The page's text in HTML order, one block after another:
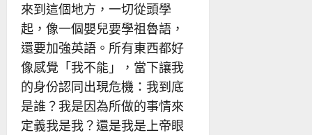
來到這個地方，一切從頭學
起，像一個嬰兒要學祖魯語，
還要加強英語。所有東西都好
像感覺「我不能」，當下讓我
的身份認同出現危機：我到底
是誰？我是因為所做的事情來
定義我是我？還是我是上帝眼